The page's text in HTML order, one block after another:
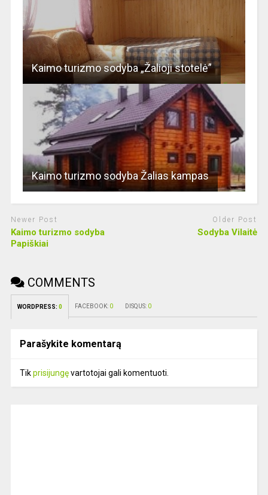
Kaimo turizmo sodyba „Žalioji stotelė”
Kaimo turizmo sodyba Žalias kampas
Newer Post
Kaimo turizmo sodyba
Papiškiai
Older Post
Sodyba Vilaitė
COMMENTS
WORDPRESS: 0 FACEBOOK: 0 DISQUS: 0
Parašykite komentarą
Tikprisijungęvartotojai gali komentuoti.